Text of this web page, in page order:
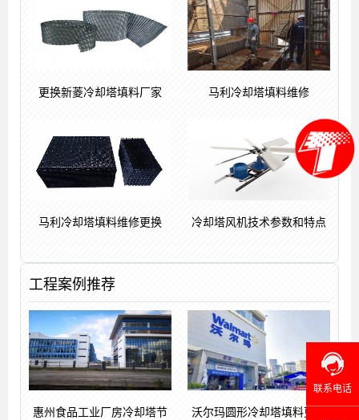
更换新菱冷却塔填料厂家 马利冷却塔填料维修
马利冷却塔填料维修更换 冷却塔风机技术参数和特点
工程案例推荐
惠州食品工业厂房冷却塔节 沃尔玛圆形冷却塔填料更换
联系电话